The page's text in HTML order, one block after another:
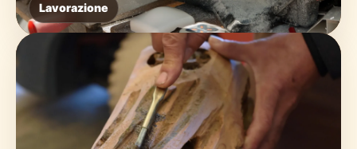
Lavorazione